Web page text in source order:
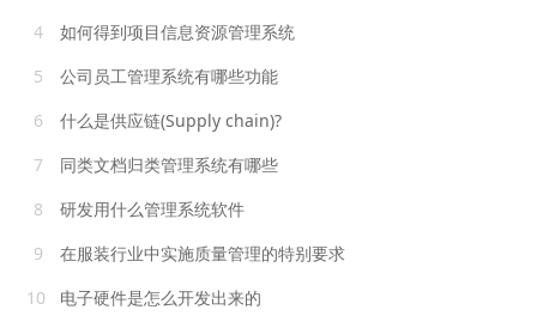
4
如何得到项目信息资源管理系统
5
公司员工管理系统有哪些功能
6
什么是供应链(Supply chain)?
7
同类文档归类管理系统有哪些
8
研发用什么管理系统软件
9
在服装行业中实施质量管理的特别要求
10
电子硬件是怎么开发出来的